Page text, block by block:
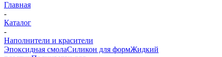
Главная
-
Каталог
-
Наполнители и красители
Эпоксидная смолаСиликон для формЖидкий